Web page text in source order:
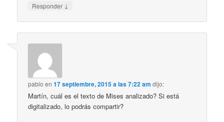
Responder ↓
pablo en17 septiembre, 2015 a las 7:22 am dijo:
Martín, cuál es el texto de Mises analizado? Si está
digitalizado, lo podrás compartir?